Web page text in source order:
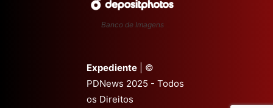
Banco de Imagens
Expediente | ©
PDNews 2025 - Todos
os Direitos